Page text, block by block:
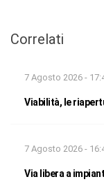
Correlati
7 Agosto 2026 -
Viabilità, le
7 Agosto 2026 -
Via libera a